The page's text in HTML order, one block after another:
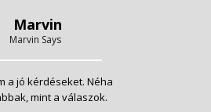
Marvin
Marvin Says
a jó kérdéseket. Néha
mint a válaszok.